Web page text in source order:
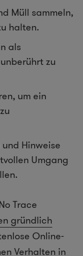
Müll sammeln,
halten.
als
zu
um ein
Hinweise
Umgang
Trace
gründlich
Online-
Verhalten in